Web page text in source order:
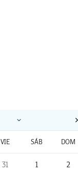
VIE SÁB DOM
31 1 2